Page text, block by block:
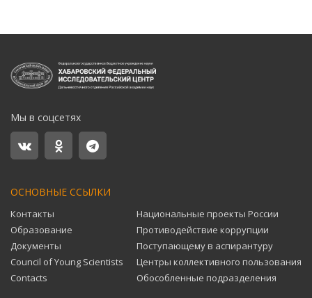
Мы в соцсетях
ОСНОВНЫЕ ССЫЛКИ
Контакты
Образование
Документы
Council of Young Scientists
Contacts
Национальные проекты России
Противодействие коррупции
Поступающему в аспирантуру
Центры коллективного пользования
Обособленные подразделения